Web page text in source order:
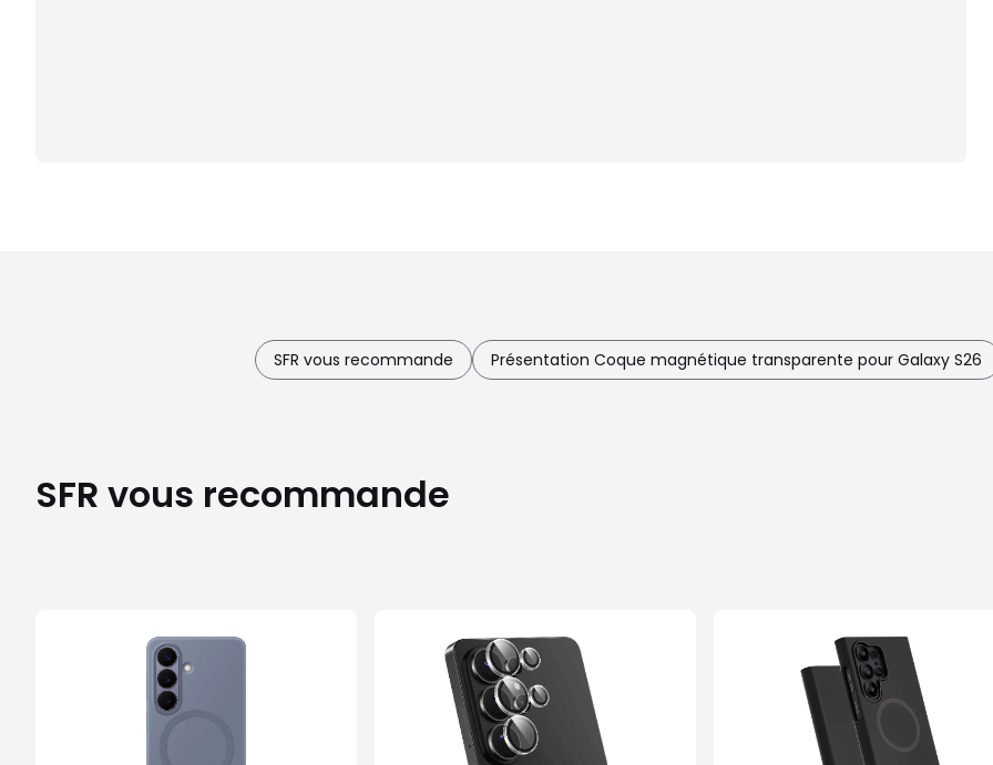
SFR vous recommande Présentation Coque magnétique transparente pour Galaxy S26
SFR vous recommande